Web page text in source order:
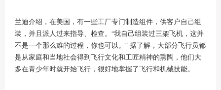
兰迪介绍，在美国，有一些工厂专门制造组件，供客户自己组
装，并且派人过来指导、检查。 “我自己组装过三架飞机，这并
不是一个那么难的过程，你也可以。” 据了解，大部分飞行员都
是从家庭和当地社会得到飞行文化和工匠精神的熏陶，他们大
多在青少年时就开始飞行，很好地掌握了飞行和机械技能。